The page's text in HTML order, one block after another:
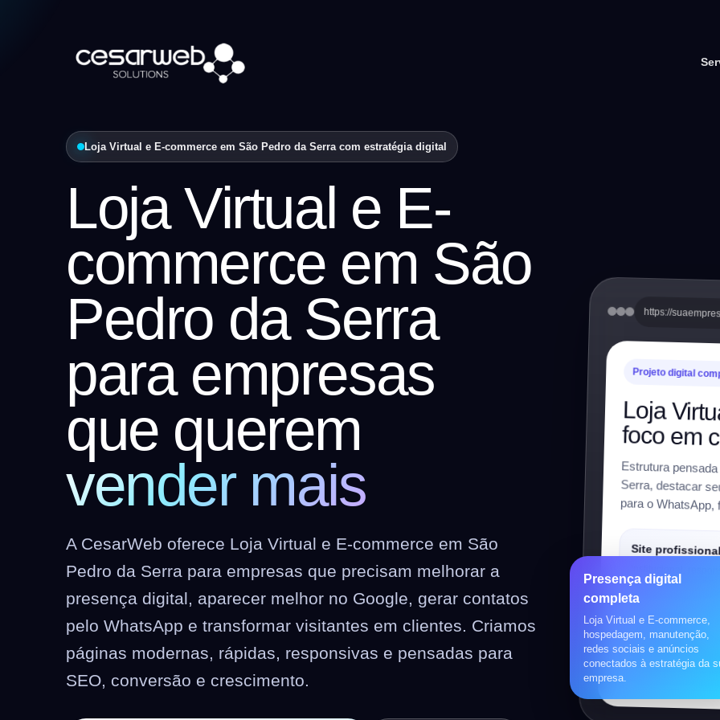
Loja Virtual e E-commerce em São Pedro da Serra com estratégia digital
Loja Virtual e E-
commerce em São
Pedro da Serra
para empresas
que querem
vender mais
A CesarWeb oferece Loja Virtual e E-commerce em São
Pedro da Serra para empresas que precisam melhorar a
presença digital, aparecer melhor no Google, gerar contatos
pelo WhatsApp e transformar visitantes em clientes. Criamos
páginas modernas, rápidas, responsivas e pensadas para
SEO, conversão e crescimento.
https://
Projeto digital
Loja
foco em
Estrutura
Serra, destacar
para o WhatsApp,
Site profissional
Institucional,
preparado para SEO.
Loja virtual
WooCommerce,
pagamentos, frete e
Presença digital
completa
Loja Virtual e E-commerce,
hospedagem, manutenção,
redes sociais e anúncios
conectados à estratégia da
empresa.